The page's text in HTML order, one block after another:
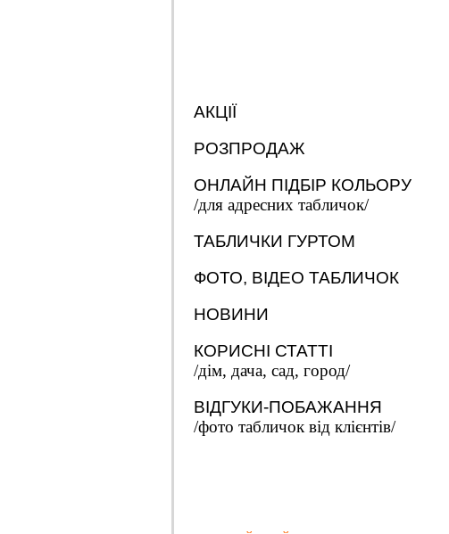
АКЦІЇ
РОЗПРОДАЖ
ОНЛАЙН ПІДБІР КОЛЬОРУ
/для адресних табличок/
ТАБЛИЧКИ ГУРТОМ
ФОТО, ВІДЕО ТАБЛИЧОК
НОВИНИ
КОРИСНІ СТАТТІ
/дім, дача, сад, город/
ВІДГУКИ-ПОБАЖАННЯ
/фото табличок від клієнтів/